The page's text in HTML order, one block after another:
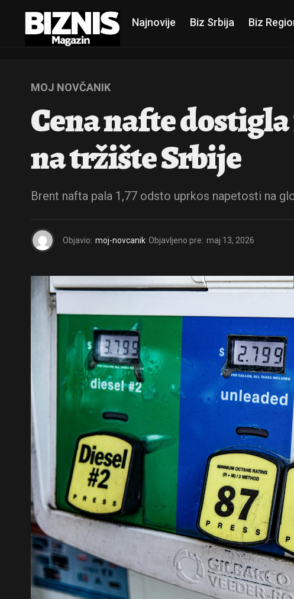
Najnovije Biz Srbija Biz
MOJ NOVČANIK
Cena nafte
na tržište Srbije
Brent nafta pala 1,77 odsto uprkos napetosti na
Objavio: moj-novcanik Objavljeno pre: maj 13, 2026